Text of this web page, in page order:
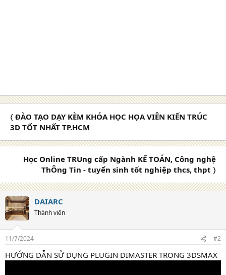
〈 ĐÀO TẠO DẠY KÈM KHÓA HỌC HỌA VIÊN KIẾN TRÚC
3D TỐT NHẤT TP.HCM
Học Online TRUng cấp Ngành KẾ TOÁN, Công nghệ
ThÔng Tin - tuyển sinh tốt nghiệp thcs, thpt 〉
DAIARC
Thành viên
11/7/2024 #2
HƯỚNG DẪN SỬ DỤNG PLUGIN DIMASTER TRONG 3DSMAX